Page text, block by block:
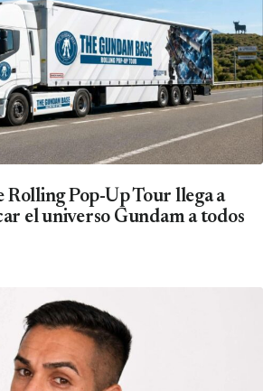
Rolling Pop-Up Tour llega a
el universo Gundam a todos